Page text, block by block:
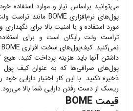
می‌توانید براساس نیاز و موارد استفاده
پول‌های نرم‌افزاری BOME مانند تراست
مورد استفاده و با امنیت بالا برای
تراست ولت رایگان است و برای
نمی‌کنید. کیف‌پول‌های سخت افزاری BOME
داشتن آنها باید هزینه پرداخت کنید. هیچ
پول‌های صرافی‌ها که به عنوان کیف پول
ذخیره نکنید. با این کار اختیار دارایی
ریسک از دست رفتن دارایی شما بالا می‌رود.
قیمت BOME